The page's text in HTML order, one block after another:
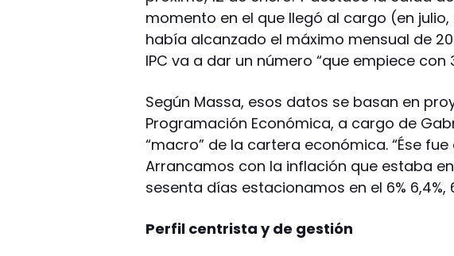
momento en el que llegó al cargo (en
había alcanzado el máximo mensual de
IPC va a dar un número “que empiece con
Según Massa, esos datos se basan en
Programación Económica, a cargo de
“macro” de la cartera económica. “Ése
Arrancamos con la inflación que estaba
sesenta días estacionamos en el 6% 6,4%,
Perfil centrista y de gestión